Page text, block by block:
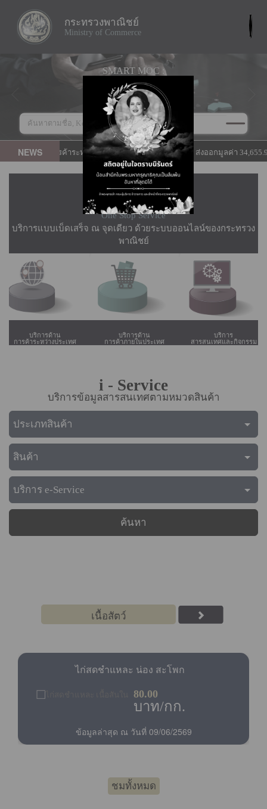
กระทรวงพาณิชย์
Ministry of Commerce
SMART MOC :
เชี่ยวชาญการค้า ก้าวหน้านวัตกรรม
เป็นธรรมโปร่งใส ใส่ใจประชาชน
NEWS
าวภาวะการค้าระหว่างประเทศของไทยเดือน มิ.ย. 69 ส่งออกมูลค่า
MOC Online
One Stop Service
บริการแบบเบ็ดเสร็จ ณ จุดเดียว ด้วยระบบออนไลน์ของกระทรวง
พาณิชย์
บริการด้าน
ทะเบียนธุรกิจ
บริการด้าน
ทรัพย์สินทางปัญญา
บริการด้าน
การค้าระหว่างประเทศ
i - Service
บริการข้อมูลสารสนเทศตามหมวดสินค้า
ค้นหา
เนื้อสัตว์
เนื้อโค ธรรมดา
240.00
บาท/กก.
ข้อมูลล่าสุด ณ วันที่ 09/06/2569
ชมทั้งหมด